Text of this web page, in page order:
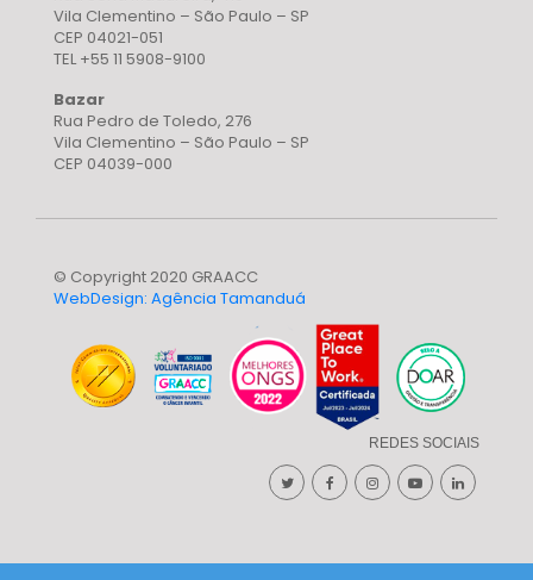
Vila Clementino – São Paulo – SP
CEP 04021-051
TEL +55 11 5908-9100
Bazar
Rua Pedro de Toledo, 276
Vila Clementino – São Paulo – SP
CEP 04039-000
© Copyright 2020 GRAACC
WebDesign: Agência Tamanduá
REDES SOCIAIS